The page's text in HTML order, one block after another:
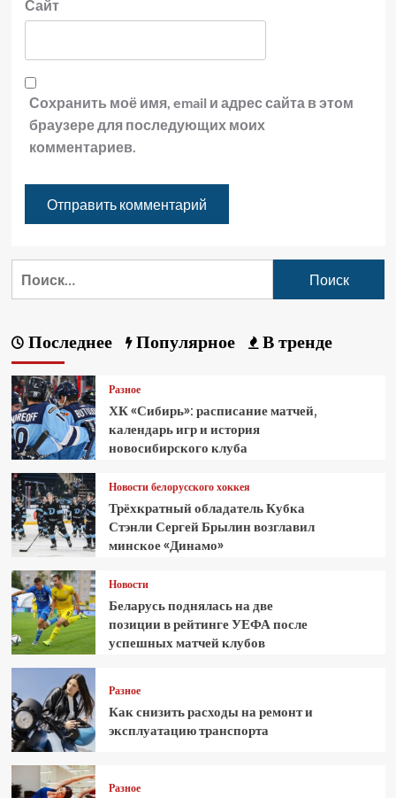
Сайт
Сохранить моё имя, email и адрес сайта в этом
браузере для последующих моих
комментариев.
Последнее Популярное В тренде
Разное
ХК «Сибирь»: расписание матчей,
календарь игр и история
новосибирского клуба
Новости белорусского хоккея
Трёхкратный обладатель Кубка
Стэнли Сергей Брылин возглавил
минское «Динамо»
Новости
Беларусь поднялась на две
позиции в рейтинге УЕФА после
успешных матчей клубов
Разное
Как снизить расходы на ремонт и
эксплуатацию транспорта
Разное